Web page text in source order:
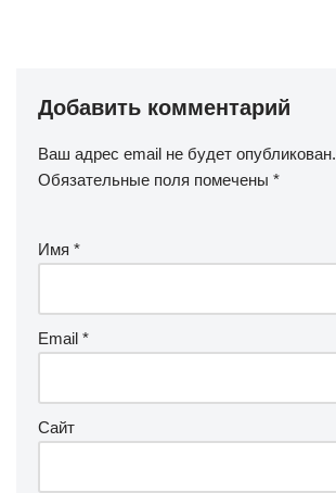
Добавить комментарий
Ваш адрес email не будет опубликован.
Обязательные поля помечены *
Имя *
Email *
Сайт